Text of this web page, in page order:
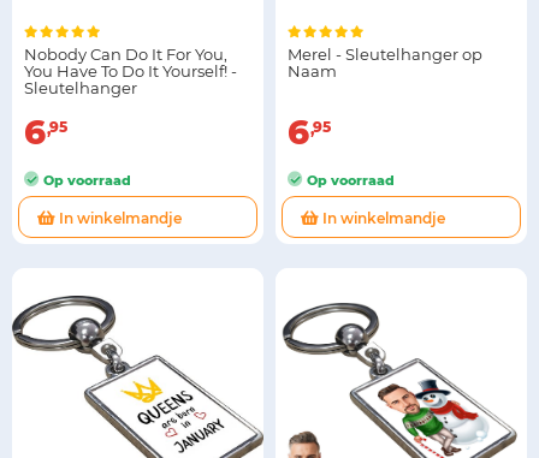
Nobody Can Do It For You,
You Have To Do It Yourself! -
Sleutelhanger
6 95
Op voorraad
In winkelmandje
Merel - Sleutelhanger op
Naam
6 95
Op voorraad
In winkelmandje